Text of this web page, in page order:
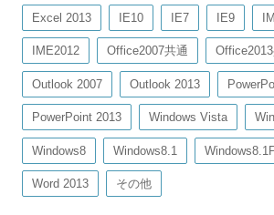
Excel 2013 IE10 IE7 IE9
IME2012 Office2007共通
Outlook 2007 Outlook 2013
PowerPoint 2013 Windows Vista
Windows8 Windows8.1
Word 2013 その他